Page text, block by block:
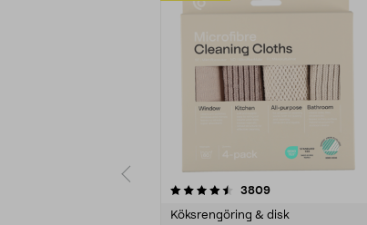
3809recensioner
Köksrengöring & disk
4.0av 5 stjärnor